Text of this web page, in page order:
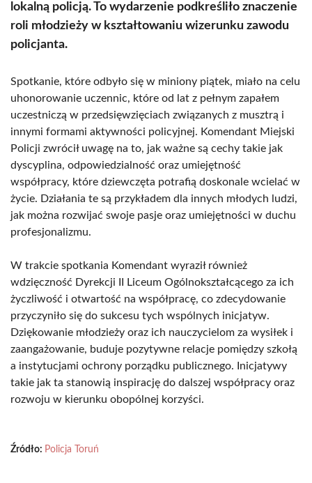
lokalną policją. To wydarzenie podkreśliło znaczenie
roli młodzieży w kształtowaniu wizerunku zawodu
policjanta.
Spotkanie, które odbyło się w miniony piątek, miało na celu
uhonorowanie uczennic, które od lat z pełnym zapałem
uczestniczą w przedsięwzięciach związanych z musztrą i
innymi formami aktywności policyjnej. Komendant Miejski
Policji zwrócił uwagę na to, jak ważne są cechy takie jak
dyscyplina, odpowiedzialność oraz umiejętność
współpracy, które dziewczęta potrafią doskonale wcielać w
życie. Działania te są przykładem dla innych młodych ludzi,
jak można rozwijać swoje pasje oraz umiejętności w duchu
profesjonalizmu.
W trakcie spotkania Komendant wyraził również
wdzięczność Dyrekcji II Liceum Ogólnokształcącego za ich
życzliwość i otwartość na współpracę, co zdecydowanie
przyczyniło się do sukcesu tych wspólnych inicjatyw.
Dziękowanie młodzieży oraz ich nauczycielom za wysiłek i
zaangażowanie, buduje pozytywne relacje pomiędzy szkołą
a instytucjami ochrony porządku publicznego. Inicjatywy
takie jak ta stanowią inspirację do dalszej współpracy oraz
rozwoju w kierunku obopólnej korzyści.
Źródło: Policja Toruń